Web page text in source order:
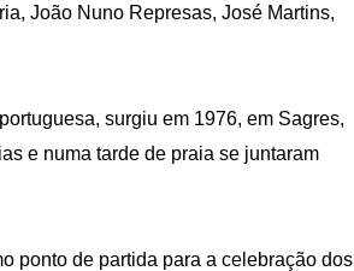
João Nuno Represas, José Martins,
surgiu em 1976, em Sagres,
e numa tarde de praia se juntaram
ponto de partida para a celebração dos